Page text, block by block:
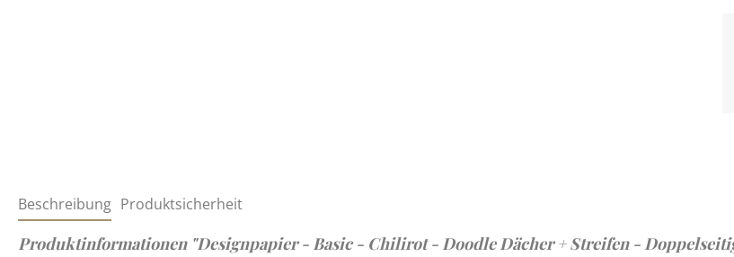
Beschreibung Produktsicherheit
Produktinformationen "Designpapier - Basic - Chilirot - Doodle Dächer + Streifen -